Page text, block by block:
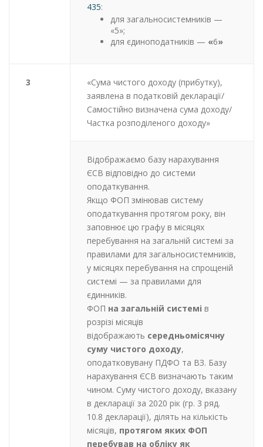
435:
для загальносистемників —
«5»;
для єдиноподатників — «6»
3
«Сума чистого доходу (прибутку),
заявлена в податковій декларації/
Самостійно визначена сума доходу/
Частка розподіленого доходу»
Відображаємо базу нарахування
ЄСВ відповідно до системи
оподаткування.
Якщо ФОП змінював систему
оподаткування протягом року, він
заповнює цю графу в місяцях
перебування на загальній системі за
правилами для загальносистемників,
у місяцях перебування на спрощеній
системі — за правилами для
єдинників.
ФОП на загальній системі в
розрізі місяців
відображають середньомісячну
суму чистого доходу,
оподатковувану ПДФО та ВЗ. Базу
нарахування ЄСВ визначають таким
чином. Суму чистого доходу, вказану
в декларації за 2020 рік (гр. 3 ряд.
10.8 декларації), ділять на кількість
місяців, протягом яких ФОП
перебував на обліку як